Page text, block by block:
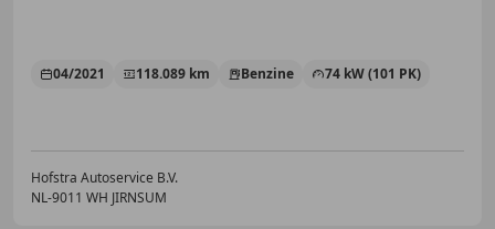
04/2021 118.089 km Benzine 74 kW (101 PK)
Hofstra Autoservice B.V.
NL-9011 WH JIRNSUM